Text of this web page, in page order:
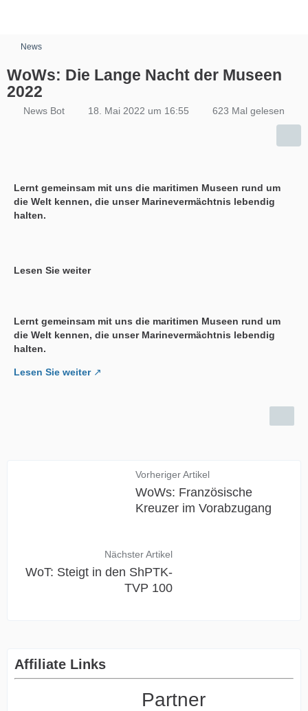
News
WoWs: Die Lange Nacht der Museen
2022
News Bot 18. Mai 2022 um 16:55 623 Mal gelesen
Lernt gemeinsam mit uns die maritimen Museen rund um
die Welt kennen, die unser Marinevermächtnis lebendig
halten.
Lesen Sie weiter
Lernt gemeinsam mit uns die maritimen Museen rund um
die Welt kennen, die unser Marinevermächtnis lebendig
halten.
Lesen Sie weiter
Vorheriger Artikel
WoWs: Französische
Kreuzer im Vorabzugang
Nächster Artikel
WoT: Steigt in den ShPTK-
TVP 100
Affiliate Links
Partner